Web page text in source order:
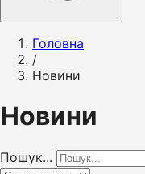
Головна
/
Новини
Новини
Пошук...